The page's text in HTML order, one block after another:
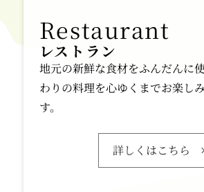
レストラン
地元の新鮮な食材をふんだんに
わりの料理を心ゆくまでお楽し
す。
詳しくはこちら